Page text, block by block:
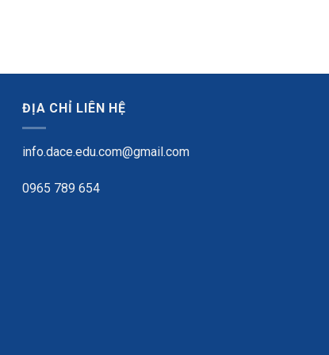
ĐỊA CHỈ LIÊN HỆ
info.dace.edu.com@gmail.com
0965 789 654